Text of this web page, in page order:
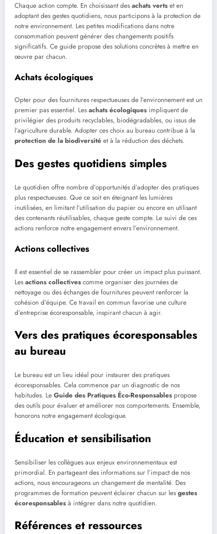
Chaque action compte. En choisissant des achats verts et en
adoptant des gestes quotidiens, nous participons à la protection de
notre environnement. Les petites modifications dans notre
consommation peuvent générer des changements positifs
significatifs. Ce guide propose des solutions concrètes à mettre en
œuvre par chacun.
Achats écologiques
Opter pour des fournitures respectueuses de l’environnement est un
premier pas essentiel. Les achats écologiques impliquent de
privilégier des produits recyclables, biodégradables, ou issus de
l’agriculture durable. Adopter ces choix au bureau contribue à la
protection de la biodiversité et à la réduction des déchets.
Des gestes quotidiens simples
Le quotidien offre nombre d’opportunités d’adopter des pratiques
plus respectueuses. Que ce soit en éteignant les lumières
inutilisées, en limitant l’utilisation du papier ou encore en utilisant
des contenants réutilisables, chaque geste compte. Le suivi de ces
actions renforce notre engagement envers l’environnement.
Actions collectives
Il est essentiel de se rassembler pour créer un impact plus puissant.
Les actions collectives comme organiser des journées de
nettoyage ou des échanges de fournitures peuvent renforcer la
cohésion d’équipe. Ce travail en commun favorise une culture
d’entreprise écoresponsable, inspirant chacun à agir.
Vers des pratiques écoresponsables
au bureau
Le bureau est un lieu idéal pour instaurer des pratiques
écoresponsables. Cela commence par un diagnostic de nos
habitudes. Le Guide des Pratiques Éco-Responsables propose
des outils pour évaluer et améliorer nos comportements. Ensemble,
honorons notre engagement écologique.
Éducation et sensibilisation
Sensibiliser les collègues aux enjeux environnementaux est
primordial. En partageant des informations sur l’impact de nos
actions, nous encourageons un changement de mentalité. Des
programmes de formation peuvent éclairer chacun sur les gestes
écoresponsables à intégrer dans notre quotidien.
Références et ressources